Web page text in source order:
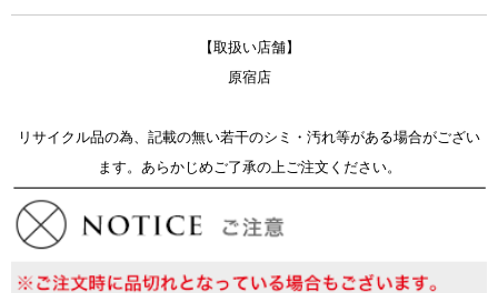
【取扱い店舗】
原宿店
リサイクル品の為、記載の無い若干のシミ・汚れ等がある場合がござい
ます。あらかじめご了承の上ご注文ください。